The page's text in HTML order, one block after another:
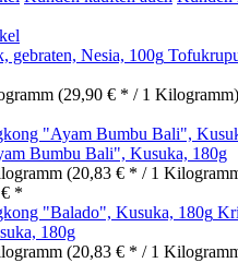
(29,90 € * / 1 Kilogramm)
Bumbu Bali", Kusuka, 180g
(20,83 € * / 1
*
180g
(20,83 € * / 1